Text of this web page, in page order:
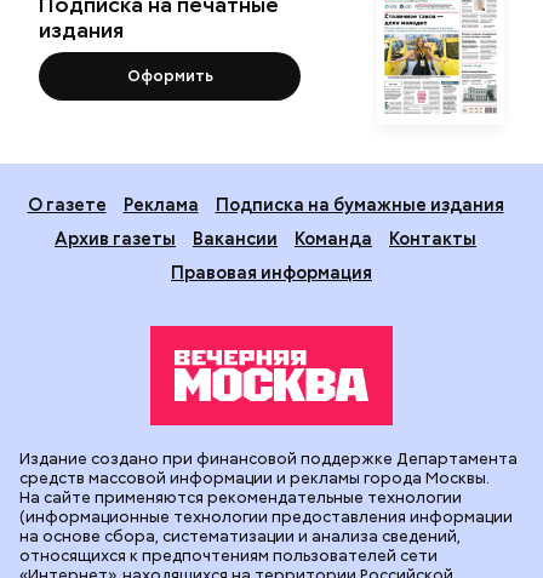
издания
Оформить
О газете Реклама
Подписка на бумажные издания
Архив газеты
Вакансии Команда
Контакты
Правовая информация
Издание создано при финансовой поддержке Департамента
средств массовой информации и рекламы города Москвы.
На сайте применяются рекомендательные технологии
(информационные технологии предоставления информации
на основе сбора, систематизации и анализа сведений,
относящихся к предпочтениям пользователей сети